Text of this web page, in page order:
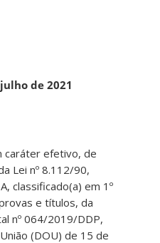
de 2021
caráter efetivo, de
Lei nº 8.112/90,
classificado(a) em 1º
e títulos, da
nº 064/2019/DDP,
(DOU) de 15 de